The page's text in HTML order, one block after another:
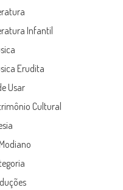
Infantil
Erudita
Usar
Cultural